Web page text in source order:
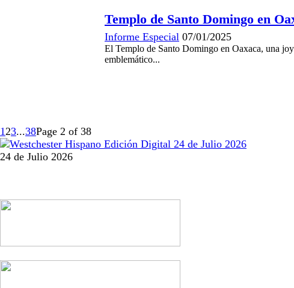
Templo de Santo Domingo en
Informe Especial 07/01/2025
El Templo de Santo Domingo en Oaxaca, una
emblemático...
123...38Page 2 of 38
24 de Julio 2026